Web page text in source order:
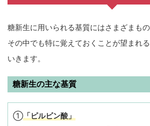
糖新生に用いられる基質にはさまざまも
その中でも特に覚えておくことが望まれ
いきます。
糖新生の主な基質
①「ピルビン酸」